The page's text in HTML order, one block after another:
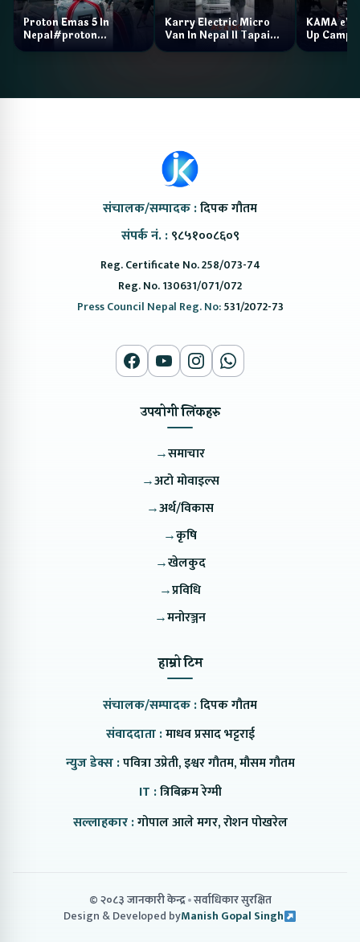
Proton Emas 5 In
Nepal#proton
#protonemas5#protonnepal#evcarnepal
Karry Electric Micro
Van In Nepal II Tapaiko
Bazar II Jankari
KAMA eV
Up Camp
संचालक/सम्पादक :दिपक गौतम
संपर्क नं. : ९८५१००८६०९
Reg. Certificate No. 258/073-74
Reg. No. 130631/071/072
Press Council Nepal Reg. No:531/2072-73
उपयोगी लिंकहरु
→समाचार
→अटो मोवाइल्स
→अर्थ/विकास
→कृषि
→खेलकुद
→प्रविधि
→मनोरञ्जन
हाम्रो टिम
संचालक/सम्पादक :दिपक गौतम
संवाददाता :माधव प्रसाद भट्टराई
न्युज डेक्स :पवित्रा उप्रेती, इश्वर गौतम, मौसम गौतम
IT :त्रिबिक्रम रेग्मी
सल्लाहकार :गोपाल आले मगर, रोशन पोखरेल
© २०८३ जानकारी केन्द्र सर्वाधिकार सुरक्षित
Design & Developed byManish Gopal Singh